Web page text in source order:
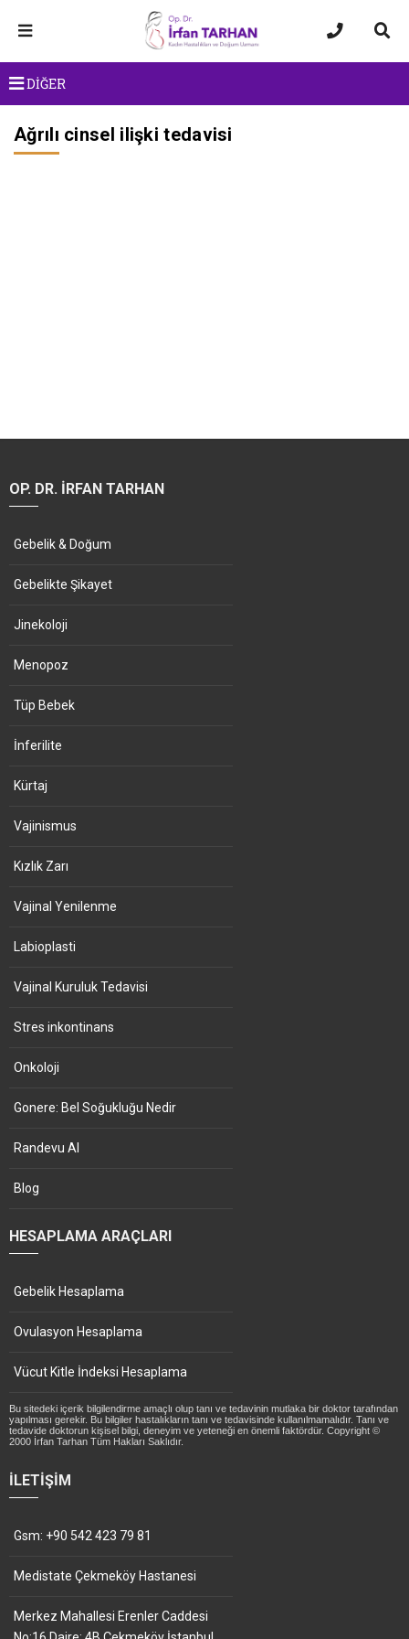
DİĞER
Ağrılı cinsel ilişki tedavisi
OP. DR. İRFAN TARHAN
Gebelik & Doğum
Gebelikte Şikayet
Jinekoloji
Menopoz
Tüp Bebek
İnferilite
Kürtaj
Vajinismus
Kızlık Zarı
Vajinal Yenilenme
Labioplasti
Vajinal Kuruluk Tedavisi
Stres inkontinans
Onkoloji
Gonere: Bel Soğukluğu Nedir
Randevu Al
Blog
HESAPLAMA ARAÇLARI
Gebelik Hesaplama
Ovulasyon Hesaplama
Vücut Kitle İndeksi Hesaplama
Bu sitedeki içerik bilgilendirme amaçlı olup tanı ve tedavinin mutlaka bir doktor tarafından
yapılması gerekir. Bu bilgiler hastalıkların tanı ve tedavisinde kullanılmamalıdır. Tanı ve
tedavide doktorun kişisel bilgi, deneyim ve yeteneği en önemli faktördür. Copyright ©
2000 İrfan Tarhan Tüm Hakları Saklıdır.
İLETIŞIM
Gsm: +90 542 423 79 81
Medistate Çekmeköy Hastanesi
Merkez Mahallesi Erenler Caddesi